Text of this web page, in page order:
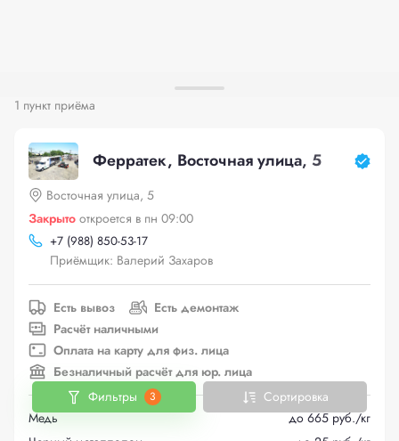
1 пункт приёма
Ферратек, Восточная улица, 5
Восточная улица, 5
Закрыто откроется в пн 09:00
+7 (988) 850-53-17
Приёмщик: Валерий Захаров
Есть вывоз
Есть демонтаж
Расчёт наличными
Оплата на карту для физ. лица
Безналичный расчёт для юр. лица
Медь
до 665 руб./кг
Фильтры 3 Сортировка